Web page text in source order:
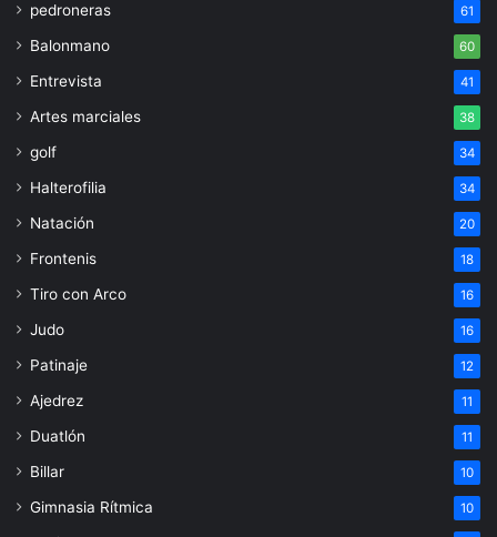
pedroneras 61
Balonmano 60
Entrevista 41
Artes marciales 38
golf 34
Halterofilia 34
Natación 20
Frontenis 18
Tiro con Arco 16
Judo 16
Patinaje 12
Ajedrez 11
Duatlón 11
Billar 10
Gimnasia Rítmica 10